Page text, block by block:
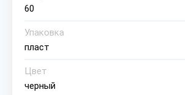
60
Упаковка
пласт
Цвет
черный